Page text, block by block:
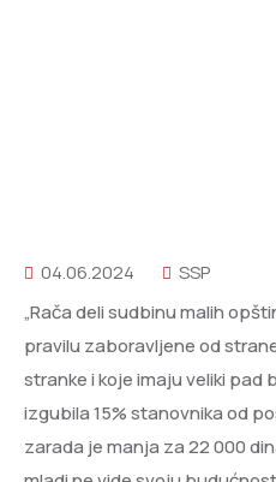
04.06.2024
SSP
„Rača deli sudbinu malih
pravilu zaboravljene od
stranke i koje imaju veliki pad
izgubila 15% stanovnika od
zarada je manja za 22 000